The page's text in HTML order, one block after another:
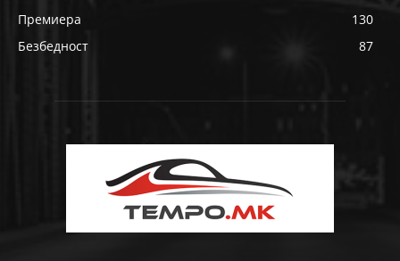
Премиера
130
Безбедност
87